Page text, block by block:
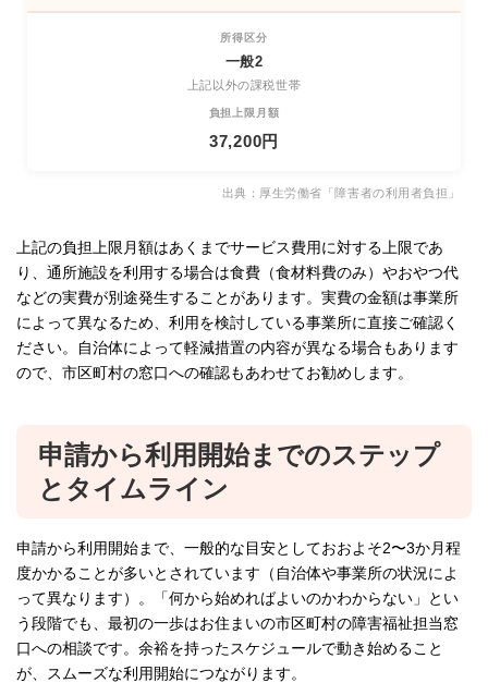
一般2
上記以外の課税世帯
37,200円
出典：厚生労働省「障害者の利用者負担」
上記の負担上限月額はあくまでサービス費用に対する上限であ
り、通所施設を利用する場合は食費（食材料費のみ）やおやつ代
などの実費が別途発生することがあります。実費の金額は事業所
によって異なるため、利用を検討している事業所に直接ご確認く
ださい。自治体によって軽減措置の内容が異なる場合もあります
ので、市区町村の窓口への確認もあわせてお勧めします。
申請から利用開始までのステップ
とタイムライン
申請から利用開始まで、一般的な目安としておおよそ2〜3か月程
度かかることが多いとされています（自治体や事業所の状況によ
って異なります）。「何から始めればよいのかわからない」とい
う段階でも、最初の一歩はお住まいの市区町村の障害福祉担当窓
口への相談です。余裕を持ったスケジュールで動き始めること
が、スムーズな利用開始につながります。